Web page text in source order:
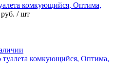
комкующийся, Оптима,
/ шт